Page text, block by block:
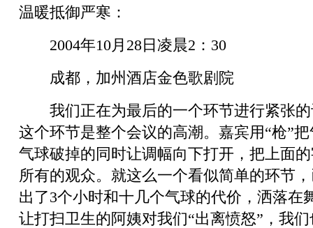
温暖抵御严寒：
2004年10月28日凌晨2：30
成都，加州酒店金色歌剧院
我们正在为最后的一个环节进行紧张的
这个环节是整个会议的高潮。嘉宾用“枪”
气球破掉的同时让调幅向下打开，把上面
所有的观众。就这么一个看似简单的环节
出了3个小时和十几个气球的代价，洒落在
让打扫卫生的阿姨对我们“出离愤怒”，我